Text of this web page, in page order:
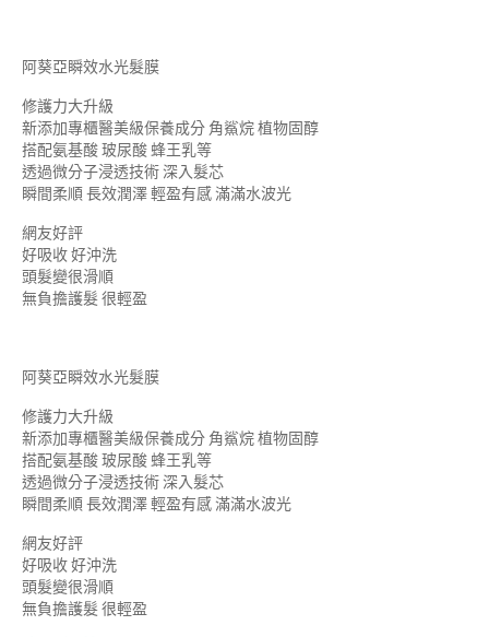
阿葵亞瞬效水光髮膜
修護力大升級
新添加專櫃醫美級保養成分 角鯊烷 植物固醇
搭配氨基酸 玻尿酸 蜂王乳等
透過微分子浸透技術 深入髮芯
瞬間柔順 長效潤澤 輕盈有感 滿滿水波光
網友好評
好吸收 好沖洗
頭髮變很滑順
無負擔護髮 很輕盈
阿葵亞瞬效水光髮膜
修護力大升級
新添加專櫃醫美級保養成分 角鯊烷 植物固醇
搭配氨基酸 玻尿酸 蜂王乳等
透過微分子浸透技術 深入髮芯
瞬間柔順 長效潤澤 輕盈有感 滿滿水波光
網友好評
好吸收 好沖洗
頭髮變很滑順
無負擔護髮 很輕盈